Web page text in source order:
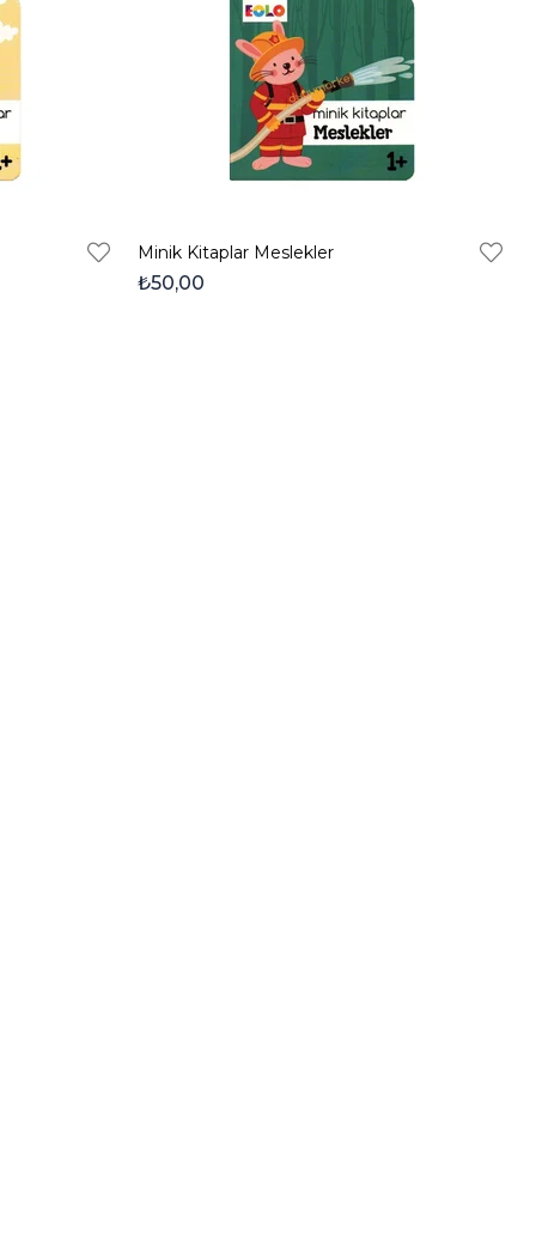
Minik Kitaplar Meslekler
₺50,00